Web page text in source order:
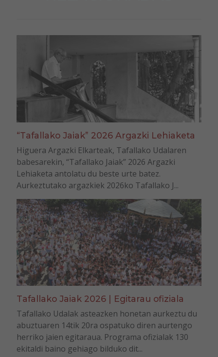
“Tafallako Jaiak” 2026 Argazki Lehiaketa
Higuera Argazki Elkarteak, Tafallako Udalaren
babesarekin, “Tafallako Jaiak” 2026 Argazki
Lehiaketa antolatu du beste urte batez.
Aurkeztutako argazkiek 2026ko Tafallako J...
Tafallako Jaiak 2026 | Egitarau ofiziala
Tafallako Udalak asteazken honetan aurkeztu du
abuztuaren 14tik 20ra ospatuko diren aurtengo
herriko jaien egitaraua. Programa ofizialak 130
ekitaldi baino gehiago bilduko dit...